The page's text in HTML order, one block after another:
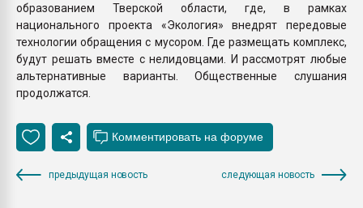
образованием Тверской области, где, в рамках
национального проекта «Экология» внедрят передовые
технологии обращения с мусором. Где размещать комплекс,
будут решать вместе с нелидовцами. И рассмотрят любые
альтернативные варианты. Общественные слушания
продолжатся.
предыдущая новость следующая новость